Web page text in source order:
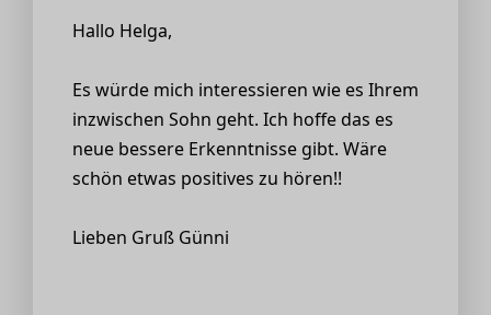
Hallo Helga,
Es würde mich interessieren wie es Ihrem
inzwischen Sohn geht. Ich hoffe das es
neue bessere Erkenntnisse gibt. Wäre
schön etwas positives zu hören!!
Lieben Gruß Günni